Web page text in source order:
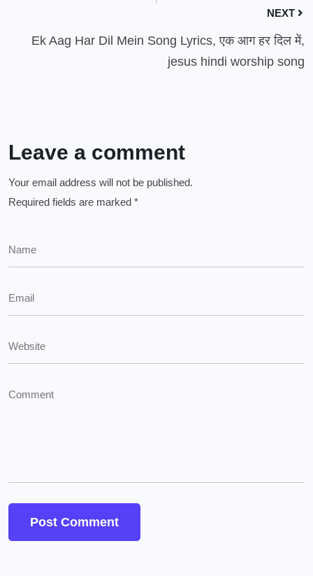
NEXT
Ek Aag Har Dil Mein Song Lyrics, एक आग हर दिल में,
jesus hindi worship song
Leave a comment
Your email address will not be published.
Required fields are marked *